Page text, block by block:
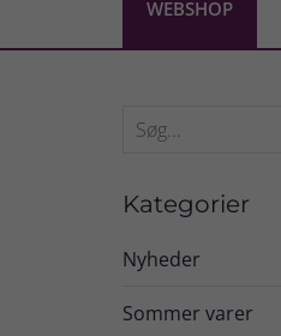
WEBSHOP
Kategorier
Nyheder
Sommer varer